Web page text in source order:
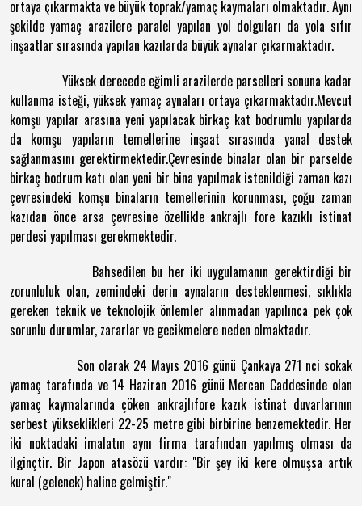
ortaya çıkarmakta ve büyük toprak/yamaç kaymaları olmaktadır. Aynı
şekilde yamaç arazilere paralel yapılan yol dolguları da yola sıfır
inşaatlar sırasında yapılan kazılarda büyük aynalar çıkarmaktadır.
Yüksek derecede eğimli arazilerde parselleri sonuna kadar
kullanma isteği, yüksek yamaç aynaları ortaya çıkarmaktadır.Mevcut
komşu yapılar arasına yeni yapılacak birkaç kat bodrumlu yapılarda
da komşu yapıların temellerine inşaat sırasında yanal destek
sağlanmasını gerektirmektedir.Çevresinde binalar olan bir parselde
birkaç bodrum katı olan yeni bir bina yapılmak istenildiği zaman kazı
çevresindeki komşu binaların temellerinin korunması, çoğu zaman
kazıdan önce arsa çevresine özellikle ankrajlı fore kazıklı istinat
perdesi yapılması gerekmektedir.
Bahsedilen bu her iki uygulamanın gerektirdiği bir
zorunluluk olan, zemindeki derin aynaların desteklenmesi, sıklıkla
gereken teknik ve teknolojik önlemler alınmadan yapılınca pek çok
sorunlu durumlar, zararlar ve gecikmelere neden olmaktadır.
Son olarak 24 Mayıs 2016 günü Çankaya 271 nci sokak
yamaç tarafında ve 14 Haziran 2016 günü Mercan Caddesinde olan
yamaç kaymalarında çöken ankrajlıfore kazık istinat duvarlarının
serbest yükseklikleri 22-25 metre gibi birbirine benzemektedir. Her
iki noktadaki imalatın aynı firma tarafından yapılmış olması da
ilginçtir. Bir Japon atasözü vardır: "Bir şey iki kere olmuşsa artık
kural (gelenek) haline gelmiştir."